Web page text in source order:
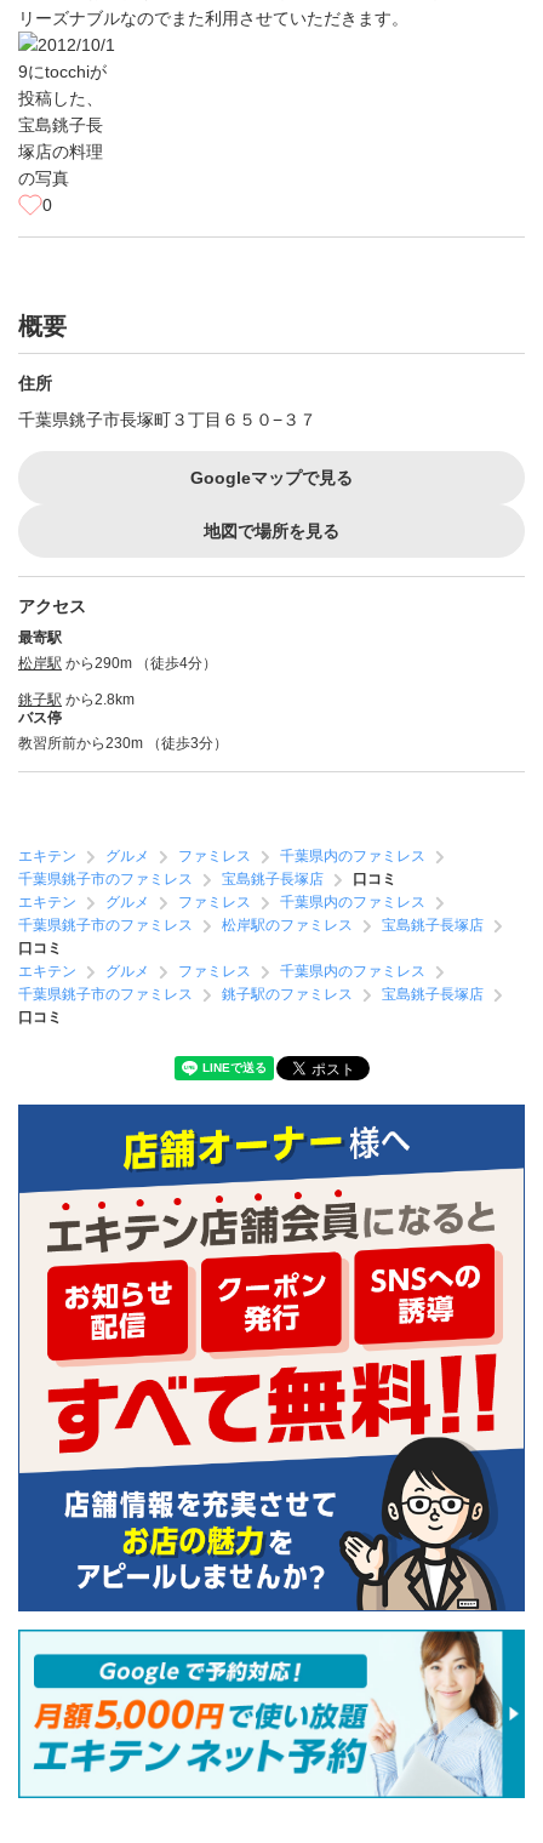
リーズナブルなのでまた利用させていただきます。
0
概要
住所
千葉県銚子市長塚町３丁目６５０−３７
Googleマップで見る
地図で場所を見る
アクセス
最寄駅
松岸駅 から290m （徒歩4分）
銚子駅 から2.8km
バス停
教習所前から230m （徒歩3分）
エキテン グルメ ファミレス
千葉県内のファミレス
千葉県銚子市のファミレス
宝島銚子長塚店
口コミ
エキテン
グルメ ファミレス
千葉県内のファミレス
千葉県銚子市のファミレス
松岸駅のファミレス
宝島銚子長塚店
口コミ
エキテン
グルメ ファミレス
千葉県内のファミレス
千葉県銚子市のファミレス
銚子駅のファミレス
宝島銚子長塚店
口コミ